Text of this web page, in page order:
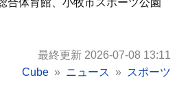
最終更新 2026-07-08 13:11
Cube
ニュース スポーツ